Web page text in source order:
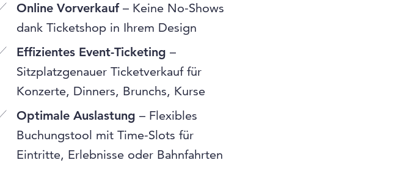
Online Vorverkauf– Keine No-Shows
dank Ticketshop in Ihrem Design
Effizientes Event-Ticketing –
Sitzplatzgenauer Ticketverkauf für
Konzerte, Dinners, Brunchs, Kurse
Optimale Auslastung – Flexibles
Buchungstool mit Time-Slots für
Eintritte, Erlebnisse oder Bahnfahrten